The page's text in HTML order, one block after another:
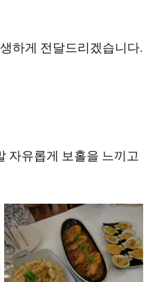
하게 전달드리겠습니다.
자유롭게 보홀을 느끼고